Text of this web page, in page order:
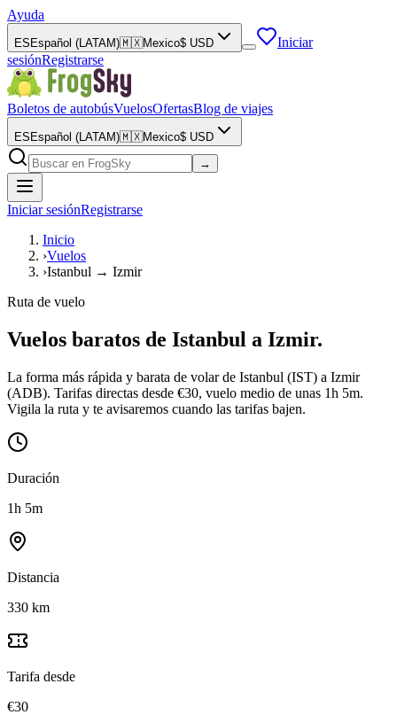
Ayuda
ES Español (LATAM)🇲🇽Mexico$ USD
Iniciar
sesiónRegistrarse
Boletos de autobúsVuelosOfertasBlog de viajes
ES Español (LATAM)🇲🇽Mexico$ USD
→
Iniciar sesiónRegistrarse
Inicio
›Vuelos
›Istanbul → Izmir
Ruta de vuelo
Vuelos baratos de Istanbul a Izmir.
La forma más rápida y barata de volar de Istanbul (IST) a Izmir
(ADB). Tarifas directas desde €30, vuelo medio de unas 1h 5m.
Vigila la ruta y te avisaremos cuando las tarifas bajen.
Duración
1h 5m
Distancia
330 km
Tarifa desde
€30